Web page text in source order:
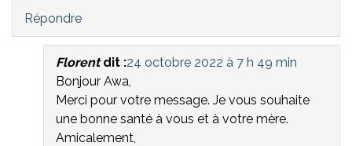
Répondre
Florent dit :24 octobre 2022 à 7 h 49 min
Bonjour Awa,
Merci pour votre message. Je vous souhaite
une bonne santé à vous et à votre mère.
Amicalement,